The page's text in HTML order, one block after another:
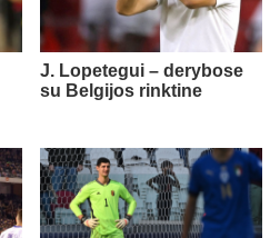
J. Lopetegui – derybose
su Belgijos rinktine